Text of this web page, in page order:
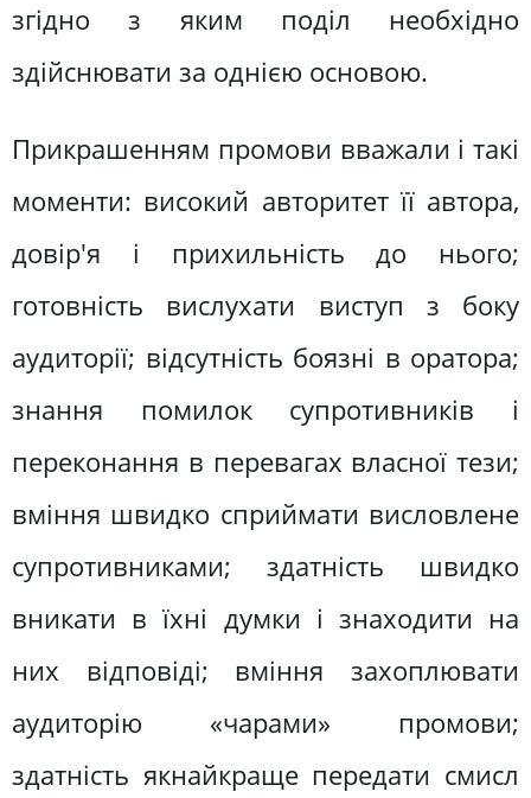
згідно з яким поділ необхідно
здійснювати за однією основою.
Прикрашенням промови вважали і такі
моменти: високий авторитет її автора,
довір'я і прихильність до нього;
готовність вислухати виступ з боку
аудиторії; відсутність боязні в оратора;
знання помилок супротивників і
переконання в перевагах власної тези;
вміння швидко сприймати висловлене
супротивниками; здатність швидко
вникати в їхні думки і знаходити на
них відповіді; вміння захоплювати
аудиторію «чарами» промови;
здатність якнайкраще передати смисл